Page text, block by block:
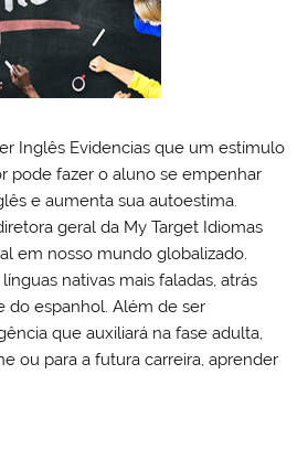
Inglês Evidencias que um estímulo
pode fazer o aluno se empenhar
e aumenta sua autoestima.
geral da My Target Idiomas
em nosso mundo globalizado.
nativas mais faladas, atrás
do espanhol. Além de ser
que auxiliará na fase adulta,
ou para a futura carreira, aprender